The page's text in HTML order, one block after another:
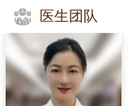
医生团队